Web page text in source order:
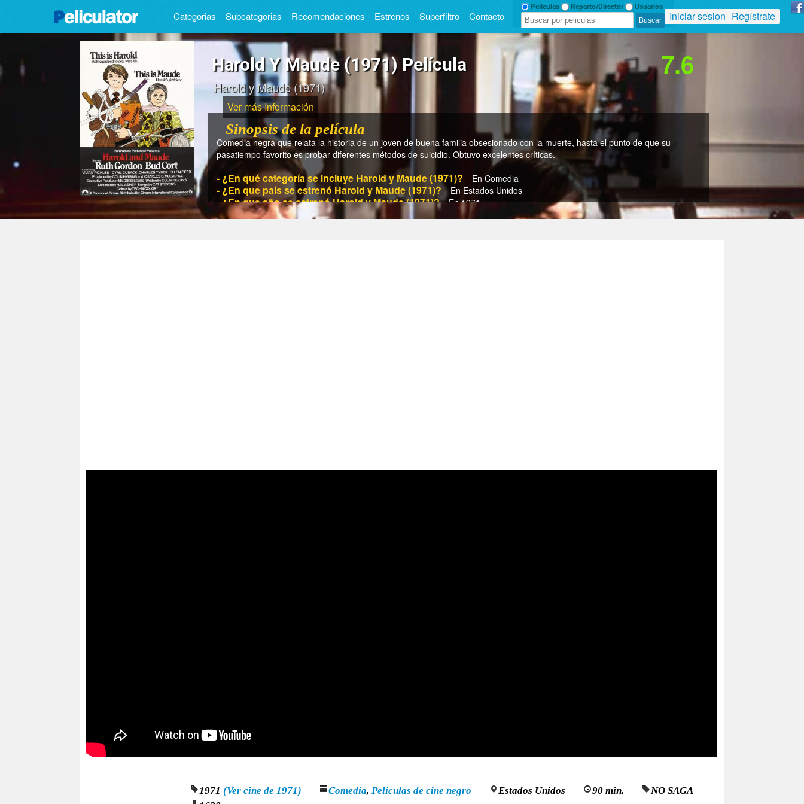
Categorias Subcategorias Recomendaciones Estrenos Superfiltro Contacto
Peliculas Reparto/Director Usuarios
Iniciar sesion Regístrate
Harold Y Maude (1971) Película
Harold y Maude (1971)
7.6
Ver más Información
Sinopsis de la película
Comedia negra que relata la historia de un joven de buena familia obsesionado con la muerte, hasta el punto de que su
pasatiempo favorito es probar diferentes métodos de suicidio. Obtuvo excelentes crí­ticas.
- ¿En qué categoría se incluye Harold y Maude (1971)? En Comedia
- ¿En que país se estrenó Harold y Maude (1971)? En Estados Unidos
- ¿En que año se estrenó Harold y Maude (1971)? En 1971
- ¿Cuánto tiempo dura Harold y Maude (1971)? En 90 min.
1971 (Ver cine de 1971) Comedia, Películas de cine negro Estados Unidos 90 min.
NO SAGA